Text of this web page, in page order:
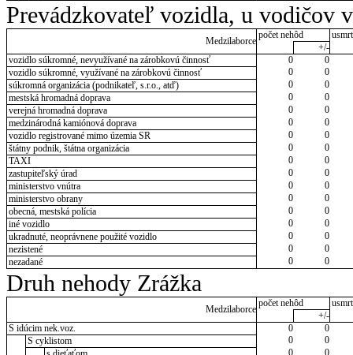
Prevádzkovateľ vozidla, u vodičov
Medzilaborce
počet nehôd
+/-
vozidlo súkromné, nevyužívané na zárobkovú činnosť
0
0
vozidlo súkromné, využívané na zárobkovú činnosť
0
0
súkromná organizácia (podnikateľ, s.r.o., atď)
0
0
mestská hromadná doprava
0
0
verejná hromadná doprava
0
0
medzinárodná kamiónová doprava
0
0
vozidlo registrované mimo územia SR
0
0
štátny podnik, štátna organizácia
0
0
TAXI
0
0
zastupiteľský úrad
0
0
ministerstvo vnútra
0
0
ministerstvo obrany
0
0
obecná, mestská polícia
0
0
iné vozidlo
0
0
ukradnuté, neoprávnene použité vozidlo
0
0
nezistené
0
0
nezadané
0 0
Druh nehody Zrážka
Medzilaborce
počet nehôd
+/-
S idúcim nek.voz.
0
0
S cyklistom
0
0